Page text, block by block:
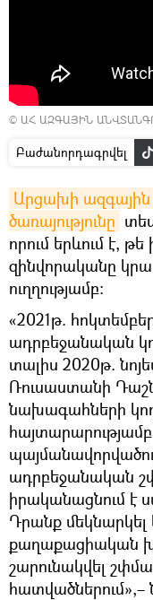
© ԱՀ ԱԶԳԱՅԻՆ
Բաժանորդագրվել
Արցախի
ծառայությունը
որում երևում է,
զինվորականը
ուղղությամբ։
«2021թ.
ադրբեջանական
տալիս 2020թ.
Ռուսաստանի
նախագահների
ադրբեջանական
իրականացնում է
Դրանք
քաղաքացիական
շարունակվել